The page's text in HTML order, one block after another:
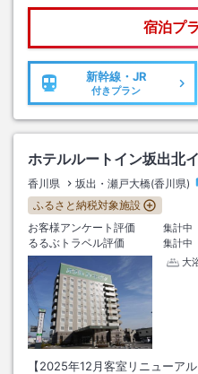
宿泊プ
新幹線・JR
付きプラン
ホテルルートイン坂出北
香川県 坂出・瀬戸大橋(香川県)
ふるさと納税対象施設
お客様アンケート評価
集計中
るるぶトラベル評価
集計中
大
【2025年12月客室リニューア